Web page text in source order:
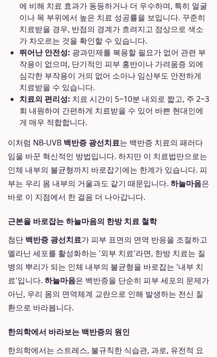
에 비해 치료 효과가 동등하거나 더 우수하며, 특히 얼굴
이나 목 부위에서 높은 치료 성공률을 보입니다. 꾸준히
치료받을 경우, 반점의 경계가 흐려지고 점상으로 색소
가 차오르는 것을 확인할 수 있습니다.
뛰어난 안전성: 광과민제를 복용할 필요가 없어 관련 부
작용이 없으며, 단기적인 피부 홍반이나 가려움증 외에
심각한 부작용이 거의 없어 소아나 임산부도 안전하게
치료받을 수 있습니다.
치료의 편리성: 치료 시간이 5~10분 내외로 짧고, 주 2~3
회 내원하여 간편하게 치료받을 수 있어 바쁜 현대인에
게 매우 적합합니다.
이처럼 NB-UVB 백반증 광선치료는 백반증 치료의 패러다
임을 바꾼 혁신적인 방법입니다. 하지만 이 치료법만으로는
인체 내부의 불균형까지 바로잡기에는 한계가 있습니다. 피
부는 우리 몸 내부의 거울과도 같기 때문입니다. 하늘마음은
바로 이 지점에서 한 걸음 더 나아갑니다.
근본을 바로잡는 하늘마음의 한방 치료 철학
첨단 백반증 광선치료가 피부 표면의 면역 반응을 조절하고
멜라닌 세포를 활성화하는 '외부 치료'라면, 한방 치료는 질
병의 뿌리가 되는 인체 내부의 불균형을 바로잡는 '내부 치
료'입니다. 하늘마음은 백반증을 단순히 피부 세포의 문제가
아닌, 우리 몸의 면역체계 교란으로 인해 발생하는 전신 질
환으로 바라봅니다.
한의학에서 바라보는 백반증의 원인
한의학에서는 스트레스, 불규칙한 식습관, 과로, 유전적 요